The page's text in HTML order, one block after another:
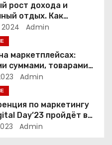
рост дохода и
отдых. Как
специалисты
проводят
Беларуси?
Admin
маркетплейсах:
суммами, товарами
площадках
селлеры
Admin
по маркетингу
Day’23 пройдёт в
рассказываем о ней
Admin